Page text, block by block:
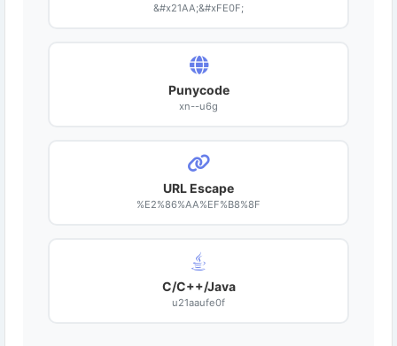
&#x21AA;&#xFE0F;
Punycode
xn--u6g
URL Escape
%E2%86%AA%EF%B8%8F
C/C++/Java
u21aaufe0f